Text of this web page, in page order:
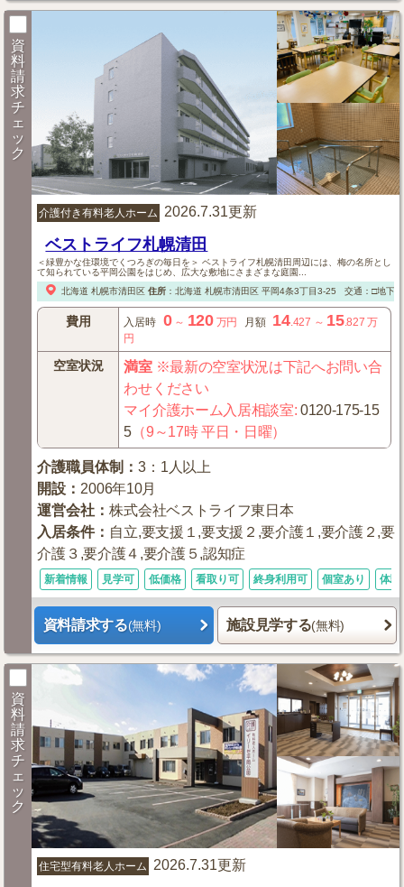
資
料
請
求
チ
ェ
ッ
ク
介護付き有料老人ホーム 2026.7.31更新
ベストライフ札幌清田
＜緑豊かな住環境でくつろぎの毎日を＞ ベストライフ札幌清田周辺には、梅の名所とし
て知られている平岡公園をはじめ、広大な敷地にさまざまな庭園...
北海道 札幌市清田区 住所： 北海道 札幌市清田区平岡4条3丁目3-25 交通：□地下
費用 入居時 0～ 120 万円 月額 14.427 ～ 15.827 万
円
空室状況 満室※最新の空室状況は下記へお問い合
わせください
マイ介護ホーム入居相談室:0120-175-15
5 （9～17時 平日・日曜）
介護職員体制 ：3：1人以上
開設 ： 2006年10月
運営会社 ：株式会社ベストライフ東日本
入居条件： 自立,要支援１,要支援２,要介護１,要介護２,要
介護３,要介護４,要介護５,認知症
新着情報 見学可 低価格 看取り可 終身利用可 個室あり 体験
資料請求する(無料) 施設見学する(無料)
資
料
請
求
チ
ェ
ッ
ク
住宅型有料老人ホーム 2026.7.31更新